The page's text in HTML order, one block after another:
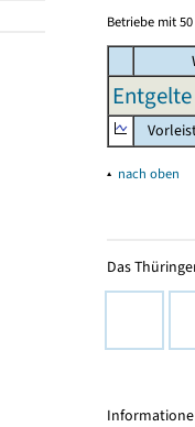
Betriebe mit
▴ nach oben
Das